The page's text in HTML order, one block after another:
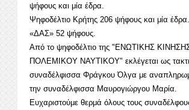
ψήφους και μία έδρα.
Ψηφοδέλτιο Κρήτης 206 ψήφους και μία έδρα.
«ΔΑΣ» 52 ψήφους.
Από το ψηφοδέλτιο της "ΕΝΩΤΙΚΗΣ
ΠΟΛΕΜΙΚΟΥ ΝΑΥΤΙΚΟΥ" εκλέγεται ως
συναδέλφισσα Φράγκου Όλγα με
την συναδέλφισσα Μαυρογιώργου Μαρία.
Ευχαριστούμε θερμά όλους τους